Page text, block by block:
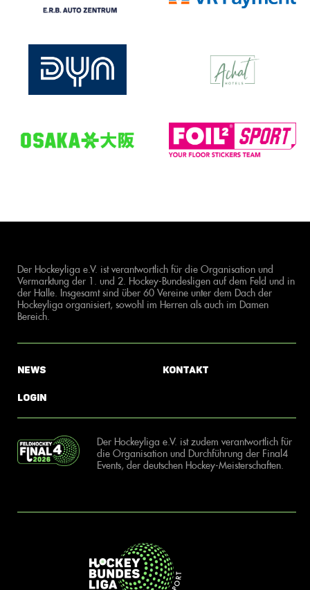
Der Hockeyliga e.V. ist verantwortlich für die Organisation und
Vermarktung der 1. und 2. Hockey-Bundesligen auf dem Feld und in
der Halle. Insgesamt sind über 60 Vereine unter dem Dach der
Hockeyliga organisiert, sowohl im Herren als auch im Damen
Bereich.
News
Login
Kontakt
Der Hockeyliga e.V. ist zudem verantwortlich für
die Organisation und Durchführung der Final4
Events, der deutschen Hockey-Meisterschaften.